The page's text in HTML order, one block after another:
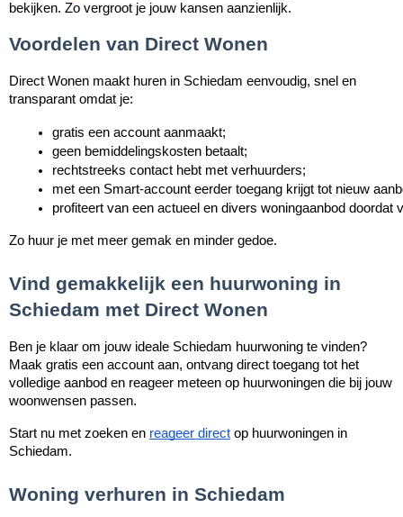
bekijken. Zo vergroot je jouw kansen aanzienlijk.
Voordelen van Direct Wonen
Direct Wonen maakt huren in Schiedam eenvoudig, snel en
transparant omdat je:
gratis een account aanmaakt;
geen bemiddelingskosten betaalt;
rechtstreeks contact hebt met verhuurders;
met een Smart-account eerder toegang krijgt tot nieuw
profiteert van een actueel en divers woningaanbod doordat
Zo huur je met meer gemak en minder gedoe.
Vind gemakkelijk een huurwoning in
Schiedam met Direct Wonen
Ben je klaar om jouw ideale Schiedam huurwoning te vinden?
Maak gratis een account aan, ontvang direct toegang tot het
volledige aanbod en reageer meteen op huurwoningen die bij jouw
woonwensen passen.
Start nu met zoeken en reageer direct op huurwoningen in
Schiedam.
Woning verhuren in Schiedam